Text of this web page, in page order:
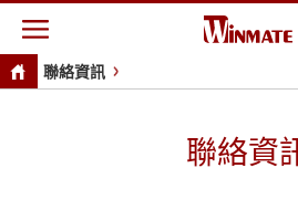
聯絡資訊
聯絡資